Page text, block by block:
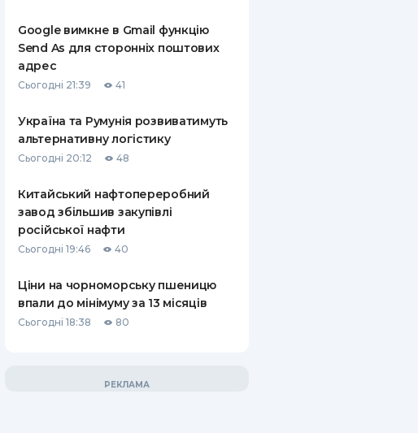
ПУТІВНИКИ ПО
СТРАХУВАННЮ
ВСІ СТРАХОВІ ПОЛІСИ
ВІДГУКИ ПРО СТРАХОВІ
КОМПАНІЇ
ДОСТАВКА І ОПЛАТА
КОНТАКТИ
Google вимкне в Gmail функцію
Send As для сторонніх поштових
адрес
Сьогодні 21:39 41
Україна та Румунія розвиватимуть
альтернативну логістику
Сьогодні 20:12 48
Китайський нафтопереробний
завод збільшив закупівлі
російської нафти
Сьогодні 19:46 40
Ціни на чорноморську пшеницю
впали до мінімуму за 13 місяців
Сьогодні 18:38 80